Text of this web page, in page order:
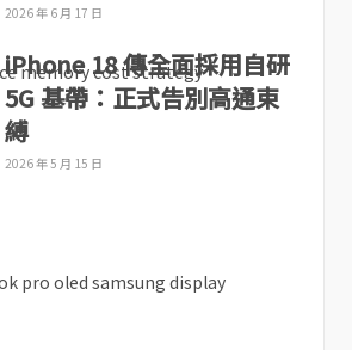
2026 年 6 月 17 日
iPhone 18 傳全面採用自研
5G 基帶：正式告別高通束
縛
2026 年 5 月 15 日